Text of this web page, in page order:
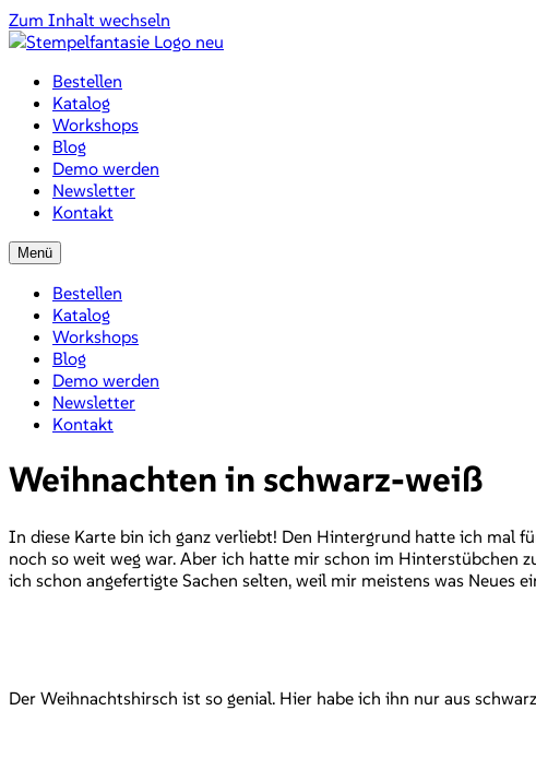
Zum Inhalt wechseln
Bestellen
Katalog
Workshops
Blog
Demo werden
Newsletter
Kontakt
Menü
Bestellen
Katalog
Workshops
Blog
Demo werden
Newsletter
Kontakt
Weihnachten in schwarz-weiß
In diese Karte bin ich ganz verliebt! Den Hintergrund hatte ich mal
noch so weit weg war. Aber ich hatte mir schon im Hinterstübchen
ich schon angefertigte Sachen selten, weil mir meistens was Neues
Der Weihnachtshirsch ist so genial. Hier habe ich ihn nur aus